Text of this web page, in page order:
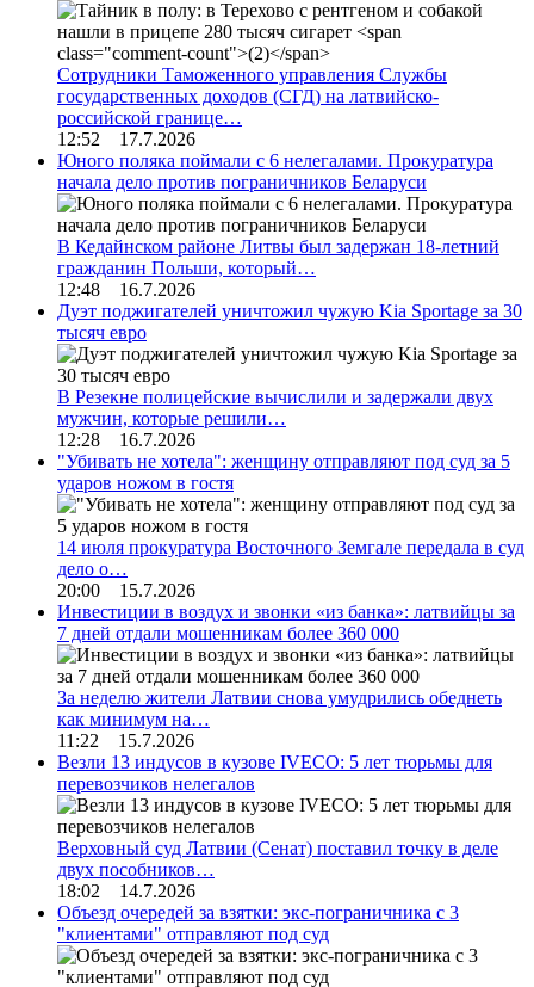
Сотрудники Таможенного управления Службы
государственных доходов (СГД) на латвийско-
российской границе…
12:52 17.7.2026
Юного поляка поймали с 6 нелегалами. Прокуратура
начала дело против пограничников Беларуси
В Кедайнском районе Литвы был задержан 18-летний
гражданин Польши, который…
12:48 16.7.2026
Дуэт поджигателей уничтожил чужую Kia Sportage за 30
тысяч евро
В Резекне полицейские вычислили и задержали двух
мужчин, которые решили…
12:28 16.7.2026
"Убивать не хотела": женщину отправляют под суд за 5
ударов ножом в гостя
14 июля прокуратура Восточного Земгале передала в суд
дело о…
20:00 15.7.2026
Инвестиции в воздух и звонки «из банка»: латвийцы за
7 дней отдали мошенникам более 360 000
За неделю жители Латвии снова умудрились обеднеть
как минимум на…
11:22 15.7.2026
Везли 13 индусов в кузове IVECO: 5 лет тюрьмы для
перевозчиков нелегалов
Верховный суд Латвии (Сенат) поставил точку в деле
двух пособников…
18:02 14.7.2026
Объезд очередей за взятки: экс-пограничника с 3
"клиентами" отправляют под суд